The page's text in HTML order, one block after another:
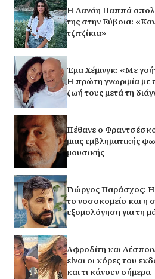
Η Δανάη Παππά
της στην Εύβοια:
τζιτζίκια»
Έμα Χέμινγκ: «Με
Η πρώτη γνωριμία με
ζωή τους μετά τη
Πέθανε ο
μιας εμβληματικής
μουσικής
Γιώργος Παράσχος:
το νοσοκομείο και η
εξομολόγηση για τη
Αφροδίτη και
είναι οι κόρες του
και τι κάνουν σήμερα